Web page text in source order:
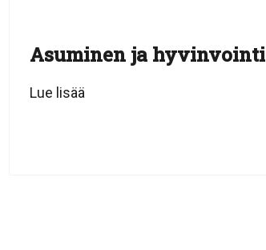
Asuminen ja hyvinvointi
Lue lisää